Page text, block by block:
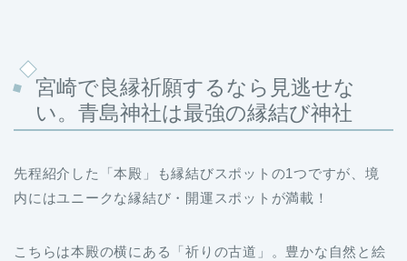
宮崎で良縁祈願するなら見逃せな
い。青島神社は最強の縁結び神社
先程紹介した「本殿」も縁結びスポットの1つですが、境
内にはユニークな縁結び・開運スポットが満載！
こちらは本殿の横にある「祈りの古道」。豊かな自然と絵